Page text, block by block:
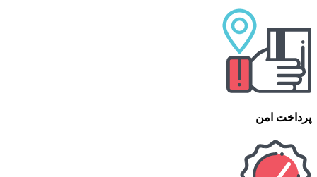
پرداخت امن